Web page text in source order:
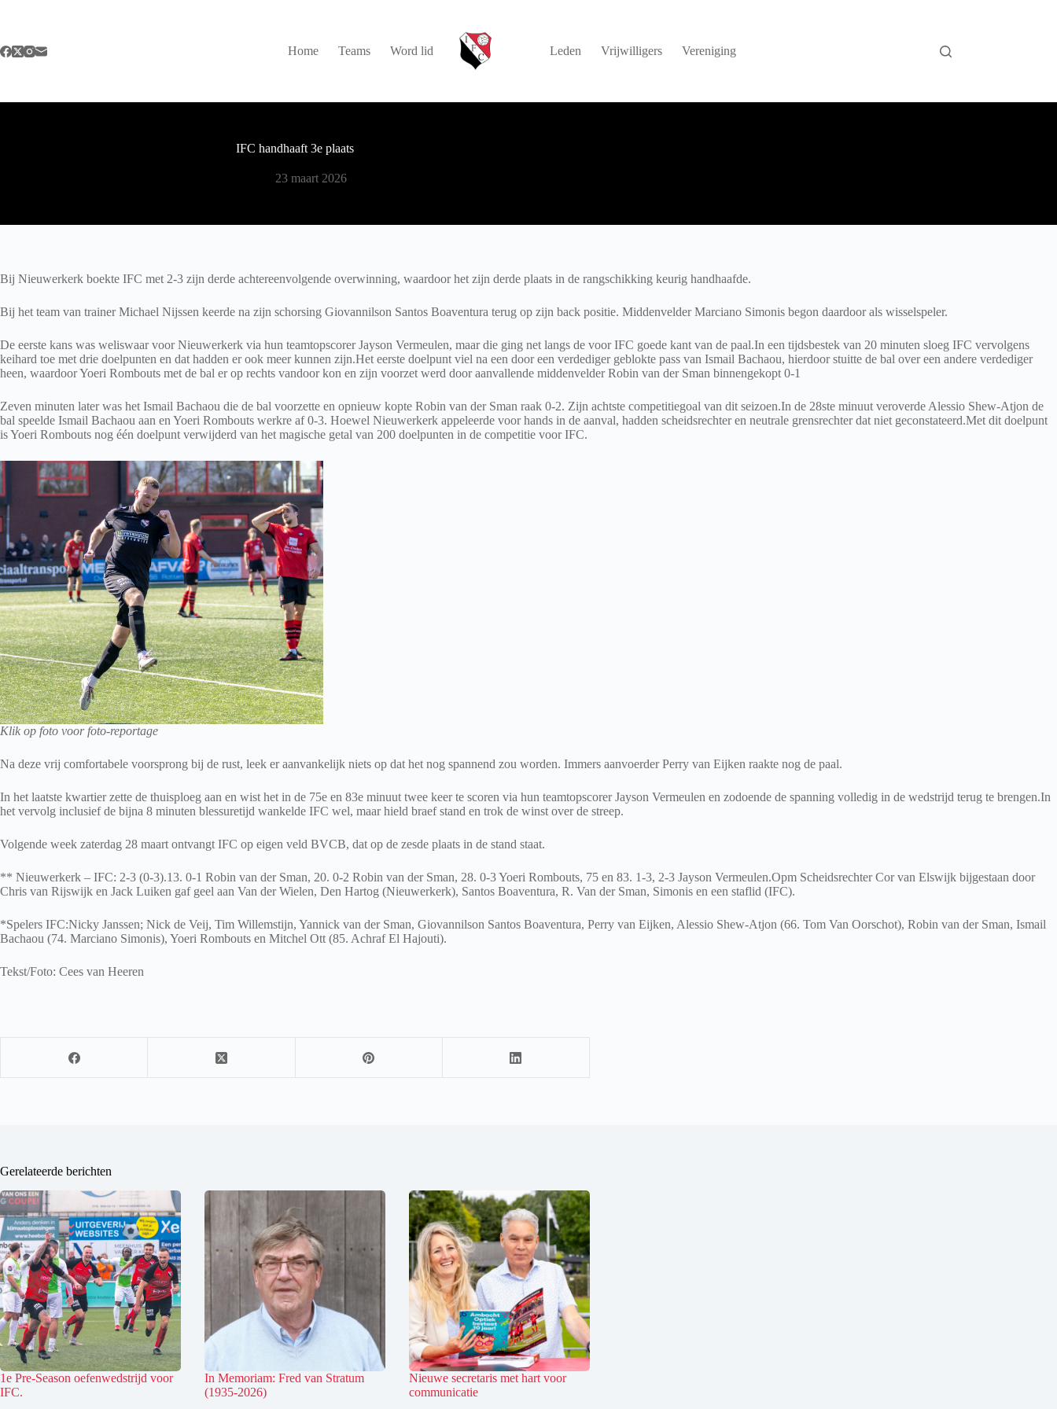
inhoud
Home Teams Word lid Leden Vrijwilligers Vereniging
IFC handhaaft 3e plaats
23 maart 2026
Bij Nieuwerkerk boekte IFC met 2-3 zijn derde achtereenvolgende overwinning, waardoor het zijn derde plaats in de rangschikking keurig handhaafde.
Bij het team van trainer Michael Nijssen keerde na zijn schorsing Giovannilson Santos Boaventura terug op zijn back positie. Middenvelder Marciano Simonis begon daardoor als wisselspeler.
De eerste kans was weliswaar voor Nieuwerkerk via hun teamtopscorer Jayson Vermeulen, maar die ging net langs de voor IFC goede kant van de paal.In een tijdsbestek van 20 minuten sloeg IFC vervolgens
keihard toe met drie doelpunten en dat hadden er ook meer kunnen zijn.Het eerste doelpunt viel na een door een verdediger geblokte pass van Ismail Bachaou, hierdoor stuitte de bal over een andere verdediger
heen, waardoor Yoeri Rombouts met de bal er op rechts vandoor kon en zijn voorzet werd door aanvallende middenvelder Robin van der Sman binnengekopt 0-1
Zeven minuten later was het Ismail Bachaou die de bal voorzette en opnieuw kopte Robin van der Sman raak 0-2. Zijn achtste competitiegoal van dit seizoen.In de 28ste minuut veroverde Alessio Shew-Atjon de
bal speelde Ismail Bachaou aan en Yoeri Rombouts werkre af 0-3. Hoewel Nieuwerkerk appeleerde voor hands in de aanval, hadden scheidsrechter en neutrale grensrechter dat niet geconstateerd.Met dit doelpunt
is Yoeri Rombouts nog één doelpunt verwijderd van het magische getal van 200 doelpunten in de competitie voor IFC.
Klik op foto voor foto-reportage
Na deze vrij comfortabele voorsprong bij de rust, leek er aanvankelijk niets op dat het nog spannend zou worden. Immers aanvoerder Perry van Eijken raakte nog de paal.
In het laatste kwartier zette de thuisploeg aan en wist het in de 75e en 83e minuut twee keer te scoren via hun teamtopscorer Jayson Vermeulen en zodoende de spanning volledig in de wedstrijd terug te brengen.In
het vervolg inclusief de bijna 8 minuten blessuretijd wankelde IFC wel, maar hield braef stand en trok de winst over de streep.
Volgende week zaterdag 28 maart ontvangt IFC op eigen veld BVCB, dat op de zesde plaats in de stand staat.
** Nieuwerkerk – IFC: 2-3 (0-3).13. 0-1 Robin van der Sman, 20. 0-2 Robin van der Sman, 28. 0-3 Yoeri Rombouts, 75 en 83. 1-3, 2-3 Jayson Vermeulen.Opm Scheidsrechter Cor van Elswijk bijgestaan door
Chris van Rijswijk en Jack Luiken gaf geel aan Van der Wielen, Den Hartog (Nieuwerkerk), Santos Boaventura, R. Van der Sman, Simonis en een staflid (IFC).
*Spelers IFC:Nicky Janssen; Nick de Veij, Tim Willemstijn, Yannick van der Sman, Giovannilson Santos Boaventura, Perry van Eijken, Alessio Shew-Atjon (66. Tom Van Oorschot), Robin van der Sman, Ismail
Bachaou (74. Marciano Simonis), Yoeri Rombouts en Mitchel Ott (85. Achraf El Hajouti).
Tekst/Foto: Cees van Heeren
Gerelateerde berichten
1e Pre-Season oefenwedstrijd voor
IFC.
In Memoriam: Fred van Stratum
(1935-2026)
Nieuwe secretaris met hart voor
communicatie